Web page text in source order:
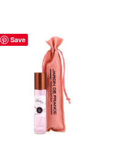
Save